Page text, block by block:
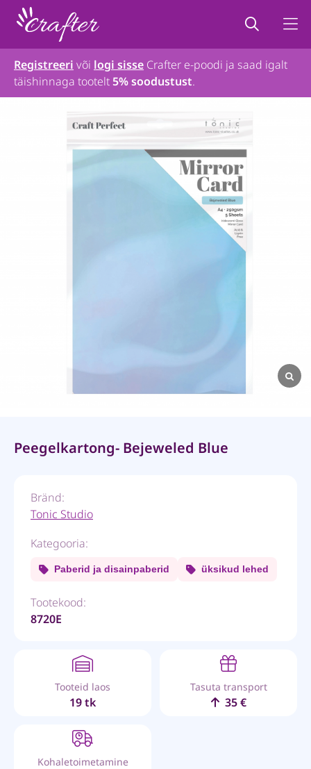
Registreeri või logi sisse Crafter e-poodi ja saad igalt
täishinnaga tootelt5% soodustust.
Peegelkartong- Bejeweled Blue
Bränd:
Tonic Studio
Kategooria:
Paberid ja disainpaberid üksikud lehed
Tootekood:
8720E
Tooteid laos
19 tk
Tasuta transport
35 €
Kohaletoimetamine